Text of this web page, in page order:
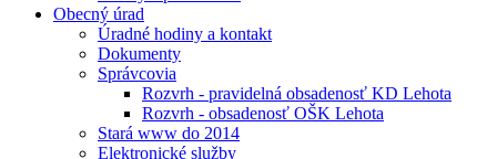
Obecný úrad
Úradné hodiny a kontakt
Dokumenty
Správcovia
Rozvrh - pravidelná obsadenosť KD Lehota
Rozvrh - obsadenosť OŠK Lehota
Stará www do 2014
Elektronické služby